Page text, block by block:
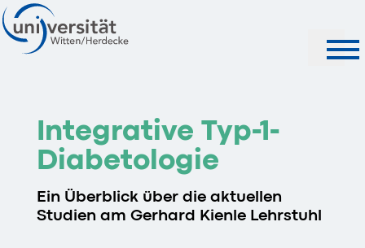
Integrative Typ-1-
Diabetologie
Ein Überblick über die aktuellen
Studien am Gerhard Kienle Lehrstuhl